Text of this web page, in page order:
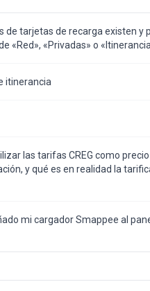
de tarjetas de recarga existen y
«Red», «Privadas» o
itinerancia
las tarifas CREG como
y qué es en realidad la
mi cargador Smappee al